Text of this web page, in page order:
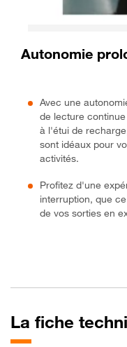
Autonomie
Avec une
de lecture
à l'étui de
sont idéaux pour
activités.
Profitez d'une
interruption, que
de vos sorties en
La fiche